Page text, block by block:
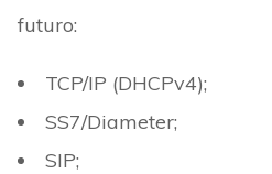
futuro:
TCP/IP (DHCPv4);
SS7/Diameter;
SIP;